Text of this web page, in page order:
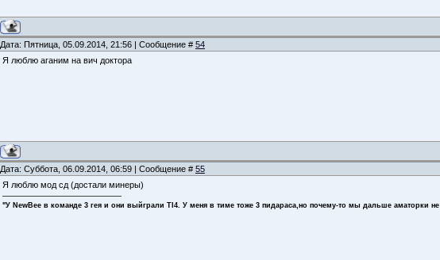
Дата: Пятница, 05.09.2014, 21:56 | Сообщение # 54
Я люблю аганим на вич доктора
Дата: Суббота, 06.09.2014, 06:59 | Сообщение # 55
Я люблю мод сд (достали минеры)
"У NewBee в команде 3 гея и они выйграли TI4. У меня в тиме тоже 3 пидараса,но почему-то мы дальше аматорки